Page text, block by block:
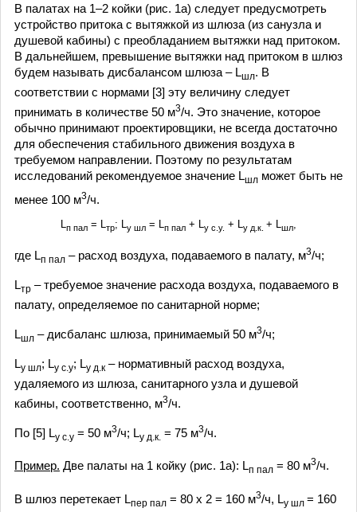
В палатах на 1–2 койки (рис. 1а) следует предусмотреть
устройство притока с вытяжкой из шлюза (из санузла и
душевой кабины) с преобладанием вытяжки над притоком.
В дальнейшем, превышение вытяжки над притоком в шлюз
будем называть дисбалансом шлюза – Lшл. В
соответствии с нормами [3] эту величину следует
принимать в количестве 50 м3/ч. Это значение, которое
обычно принимают проектировщики, не всегда достаточно
для обеспечения стабильного движения воздуха в
требуемом направлении. Поэтому по результатам
исследований рекомендуемое значение Lшл может быть не
менее 100 м3/ч.
L п пал = L тр; L у шл = L п пал + L у с.у. + L у д.к. + L шл
где Lп пал – расход воздуха, подаваемого в палату, м3/ч;
Lтр – требуемое значение расхода воздуха, подаваемого в
палату, определяемое по санитарной норме;
Lшл – дисбаланс шлюза, принимаемый 50 м3/ч;
Lу шл; Lу с.у; Lу д.к – нормативный расход воздуха,
удаляемого из шлюза, санитарного узла и душевой
кабины, соответственно, м3/ч.
По [5] Lу с.у = 50 м3/ч; Lу д.к. = 75 м3/ч.
Пример. Две палаты на 1 койку (рис. 1а): Lп пал = 80 м3/ч.
В шлюз перетекает Lпер пал = 80 х 2 = 160 м3/ч, Lу шл = 160